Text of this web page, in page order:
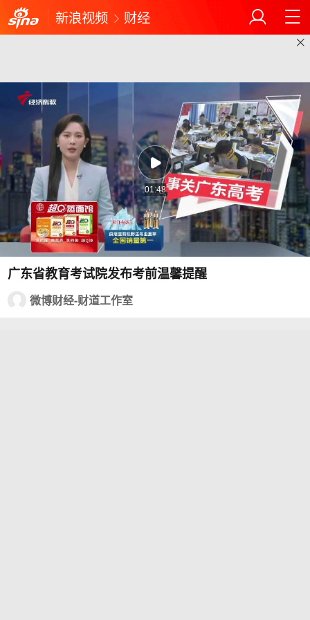
新浪视频 财经
01:48
广东省教育考试院发布考前温馨提醒
微博财经-财道工作室